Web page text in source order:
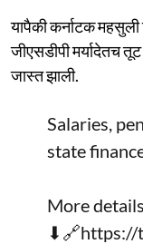
यापैकी कर्नाटक
जीएसडीपी मर्यादेतच तूट
जास्त झाली.
Salaries,
state
More details
⬇🔗https://